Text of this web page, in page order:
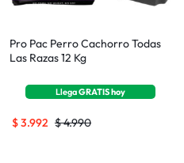
Pro Pac Perro Cachorro Todas
Las Razas 12 Kg
LlegaGRATIShoy
$4.990
$3.992